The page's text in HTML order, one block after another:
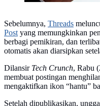
Sebelumnya, Threads
Post yang memungkinkan
berbagi pemikiran, dan
otomatis akan diarsipkan
Dilansir Tech Crunch, Rabu
membuat postingan
mengaktifkan ikon “hantu”
Setelah dipublikasikan,